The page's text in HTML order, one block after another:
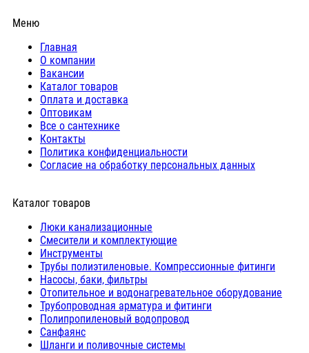
Меню
Главная
О компании
Вакансии
Каталог товаров
Оплата и доставка
Оптовикам
Все о сантехнике
Контакты
Политика конфиденциальности
Согласие на обработку персональных данных
Каталог товаров
Люки канализационные
Cмесители и комплектующие
Инструменты
Трубы полиэтиленовые. Компрессионные фитинги
Насосы, баки, фильтры
Отопительное и водонагревательное оборудование
Трубопроводная арматура и фитинги
Полипропиленовый водопровод
Санфаянс
Шланги и поливочные системы